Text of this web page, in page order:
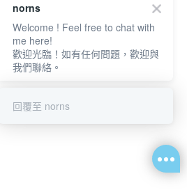
norns
Welcome ! Feel free to chat with
me here!
歡迎光臨！如有任何問題，歡迎與
我們聯絡。
回覆至 norns